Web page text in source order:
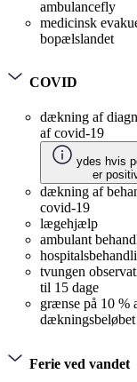
ambulancefly
medicinsk
bopælslandet
COVID
dækning af
af covid-19
ydes hvis
er
dækning af
covid-19
lægehjælp
ambulant
tvungen
til 15 dage
grænse på 10 %
dækningsbeløbet
Ferie ved vandet